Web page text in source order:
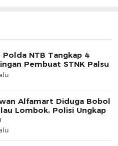
NTB Tangkap 4
Pembuat STNK Palsu
Alfamart Diduga Bobol
Lombok, Polisi Ungkap